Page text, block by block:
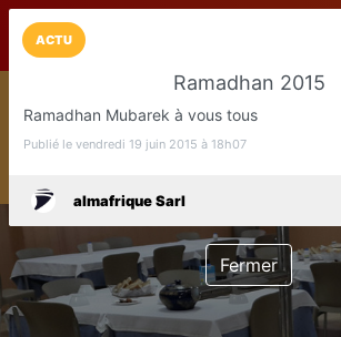
LaCarte
Installez l'App LaCarte
Téléchargez gratuitement l'app
commerces favoris et ne rien rater !
ACTU
Ramadhan 2015
Ramadhan Mubarek à vous tous
Publié le vendredi 19 juin 2015 à 18h07
almafrique Sarl
Fermer